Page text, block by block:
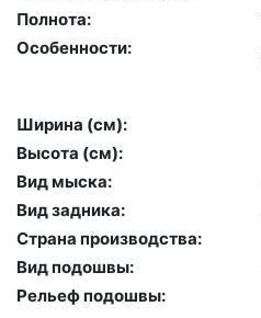
Полнота:
Особенности:
Ширина (см):
Высота (cм):
Вид мыска:
Вид задника:
Страна производства:
Вид подошвы:
Рельеф подошвы: